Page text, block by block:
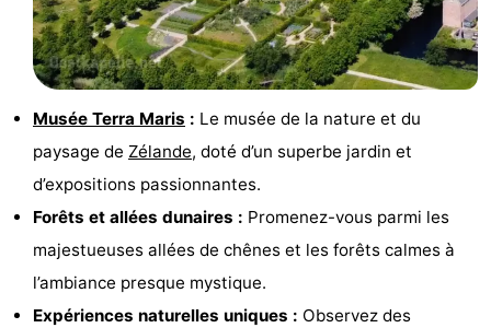
golf
Sportive
Equitation
Conduite
de
l'anneau
Boire
et
manger
Événements
Pratiques
Forum
Route
-
Musée Terra Maris : Le musée de la nature et du
paysage de Zélande, doté d’un superbe jardin et
d’expositions passionnantes.
Forêts et allées dunaires : Promenez-vous parmi les
majestueuses allées de chênes et les forêts calmes à
l’ambiance presque mystique.
Expériences naturelles uniques : Observez des